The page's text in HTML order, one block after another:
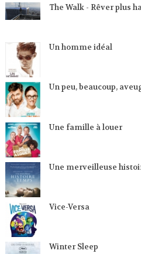
The Walk - Rêver plus
Un homme idéal
Un peu, beaucoup,
Une famille à louer
Une merveilleuse
Vice-Versa
Winter Sleep